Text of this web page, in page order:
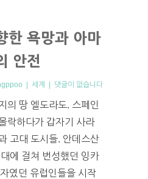
한 욕망과 아마
안전
| 세계 | 댓글이 없습니다
의 땅 엘도라도. 스페인
락하다가 갑자기 사라
고대 도시들. 안데스산
에 걸쳐 번성했던 잉카
였던 유럽인들을 시작